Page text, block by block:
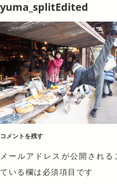
yuma_splitEdited
コメントを残す
メールアドレスが公開される
ている欄は必須項目です